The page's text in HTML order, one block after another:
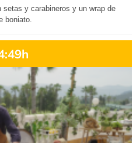
y carabineros y un wrap de
boniato.